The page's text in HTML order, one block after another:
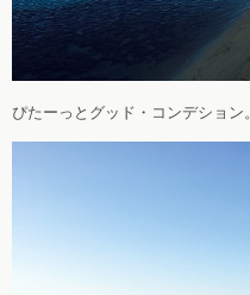
ぴたーっとグッド・コンデション。